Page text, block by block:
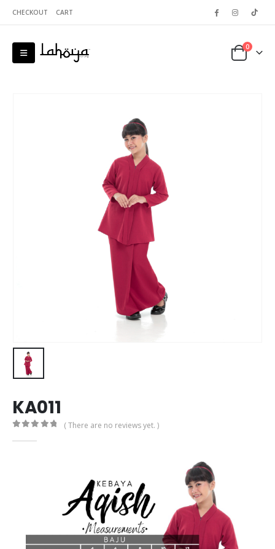
CHECKOUT CART
0
KA011
( There are no reviews yet. )